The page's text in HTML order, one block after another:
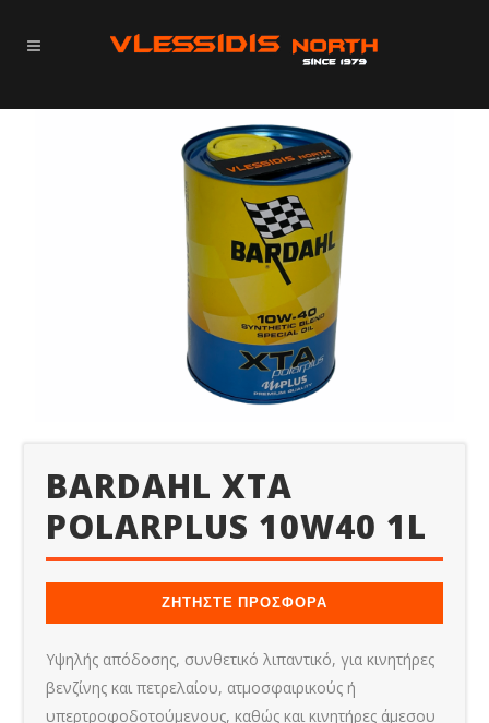
BARDAHL XTA
POLARPLUS 10W40 1L
ΖΗΤΗΣΤΕ ΠΡΟΣΦΟΡΑ
Υψηλής απόδοσης, συνθετικό λιπαντικό, για κινητήρες
βενζίνης και πετρελαίου, ατμοσφαιρικούς ή
υπερτροφοδοτούμενους, καθώς και κινητήρες άμεσου